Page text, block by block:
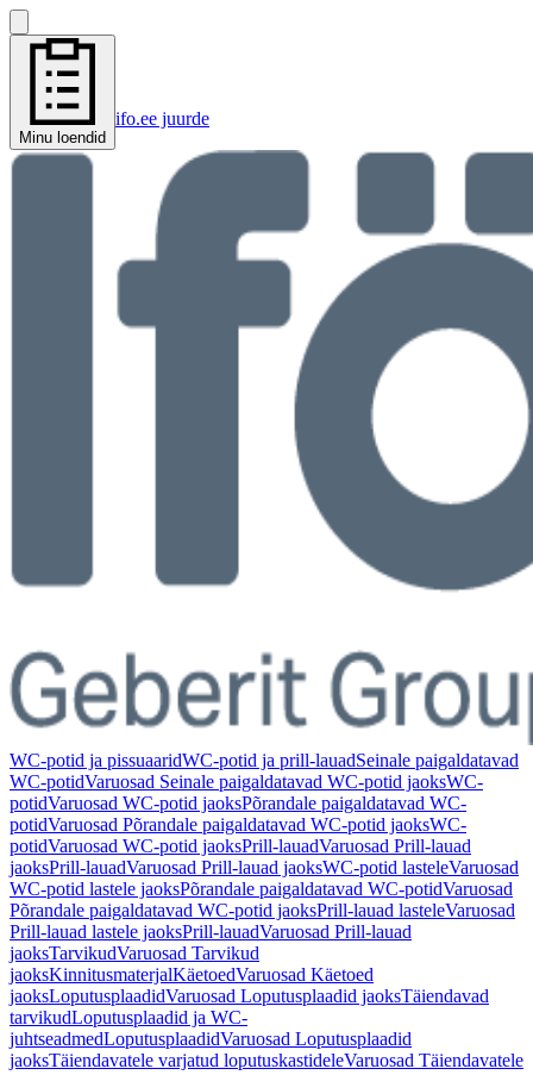
Minu loendid
ifo.ee juurde
WC-potid ja pissuaaridWC-potid ja prill-lauadSeinale paigaldatavad
WC-potidVaruosad Seinale paigaldatavad WC-potid jaoksWC-
potidVaruosad WC-potid jaoksPõrandale paigaldatavad WC-
potidVaruosad Põrandale paigaldatavad WC-potid jaoksWC-
potidVaruosad WC-potid jaoksPrill-lauadVaruosad Prill-lauad
jaoksPrill-lauadVaruosad Prill-lauad jaoksWC-potid lasteleVaruosad
WC-potid lastele jaoksPõrandale paigaldatavad WC-potidVaruosad
Põrandale paigaldatavad WC-potid jaoksPrill-lauad lasteleVaruosad
Prill-lauad lastele jaoksPrill-lauadVaruosad Prill-lauad
jaoksTarvikudVaruosad Tarvikud
jaoksKinnitusmaterjalKäetoedVaruosad Käetoed
jaoksLoputusplaadidVaruosad Loputusplaadid jaoksTäiendavad
tarvikudLoputusplaadid ja WC-
juhtseadmedLoputusplaadidVaruosad Loputusplaadid
jaoksTäiendavatele varjatud loputuskastideleVaruosad Täiendavatele